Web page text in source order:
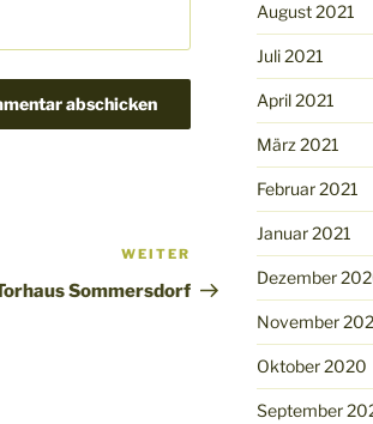
Nächster
Beitrag
WEITER
Sommersdorf
August 2021
Juli 2021
April 2021
März 2021
Februar 2021
Januar 2021
Dezember
November
Oktober 2020
September